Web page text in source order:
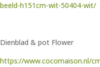
beeld-h151cm-wit-50404-wit/
Dienblad & pot Flower
https://www.cocomaison.nl/